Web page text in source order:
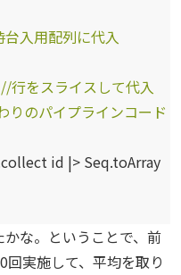
入用配列に代入
//行をスライスして代入
のパイプラインコード
id |> Seq.toArray
かな。ということで、前
実施して、平均を取り